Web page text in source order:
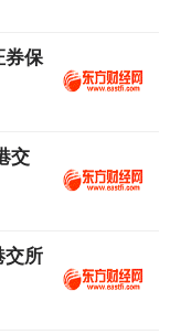
券保
交
交所